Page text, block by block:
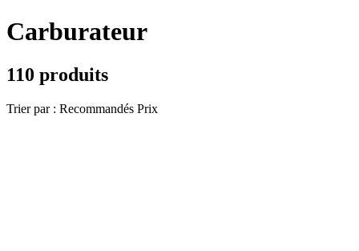
Carburateur
110 produits
Trier par : Recommandés Prix